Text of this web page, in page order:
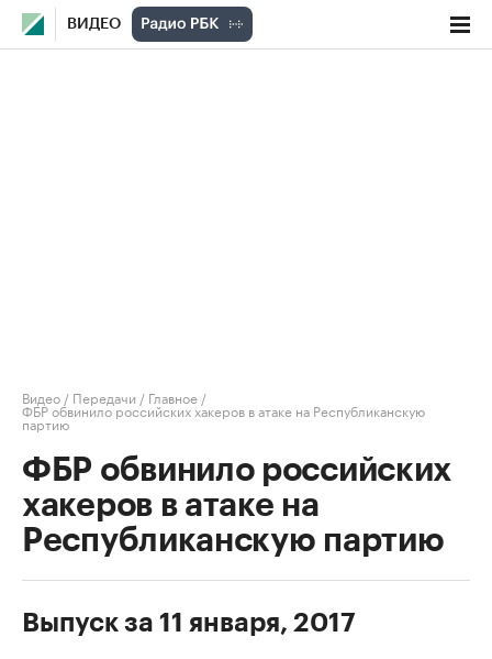
ВИДЕО
Видео / Передачи / Главное /
ФБР обвинило российских хакеров в атаке на Республиканскую
партию
ФБР обвинило российских
хакеров в атаке на
Республиканскую партию
Выпуск за 11 января, 2017